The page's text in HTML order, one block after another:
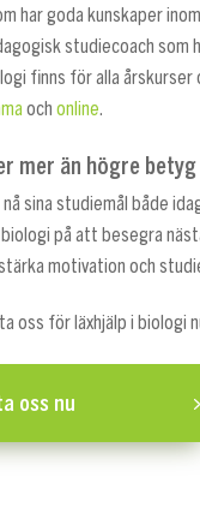
har goda kunskaper
studiecoach
finns för alla årskurser
och online.
mer än högre betyg
sina studiemål både
på att besegra
motivation och
oss för läxhjälp i biologi
oss nu